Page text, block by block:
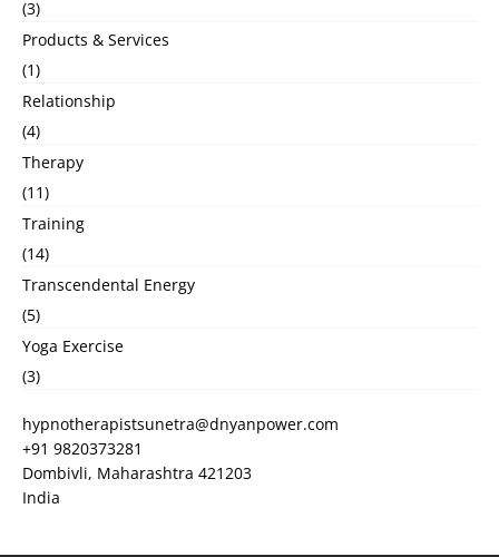
(3)
Products & Services
(1)
Relationship
(4)
Therapy
(11)
Training
(14)
Transcendental Energy
(5)
Yoga Exercise
(3)
hypnotherapistsunetra@dnyanpower.com
+91 9820373281
Dombivli, Maharashtra 421203
India